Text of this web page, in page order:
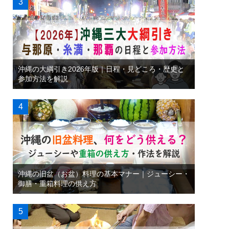
沖縄の大綱引き2026年版｜日程・見どころ・歴史と
参加方法を解説
沖縄の旧盆（お盆）料理の基本マナー｜ジューシー・
御膳・重箱料理の供え方